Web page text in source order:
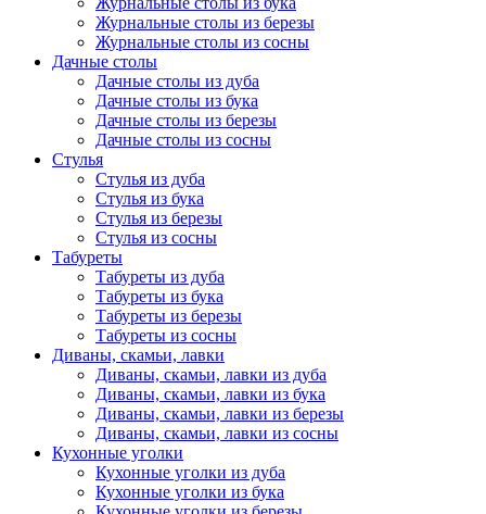
Журнальные столы из березы
Журнальные столы из сосны
Дачные столы
Дачные столы из дуба
Дачные столы из бука
Дачные столы из березы
Дачные столы из сосны
Стулья
Стулья из дуба
Стулья из бука
Стулья из березы
Стулья из сосны
Табуреты
Табуреты из дуба
Табуреты из бука
Табуреты из березы
Табуреты из сосны
Диваны, скамьи, лавки
Диваны, скамьи, лавки из дуба
Диваны, скамьи, лавки из бука
Диваны, скамьи, лавки из березы
Диваны, скамьи, лавки из сосны
Кухонные уголки
Кухонные уголки из дуба
Кухонные уголки из бука